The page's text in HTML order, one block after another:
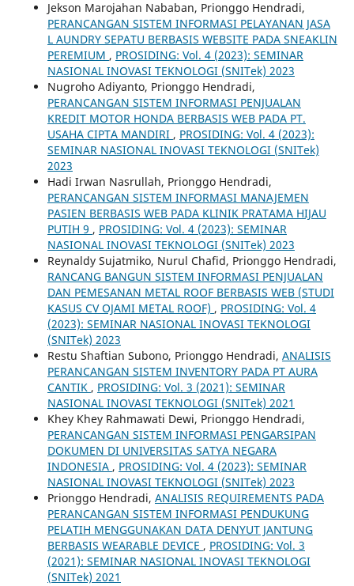
Jekson Marojahan Nababan, Prionggo Hendradi,
PERANCANGAN SISTEM INFORMASI PELAYANAN JASA
L AUNDRY SEPATU BERBASIS WEBSITE PADA SNEAKLIN
PEREMIUM , PROSIDING: Vol. 4 (2023): SEMINAR
NASIONAL INOVASI TEKNOLOGI (SNITek) 2023
Nugroho Adiyanto, Prionggo Hendradi,
PERANCANGAN SISTEM INFORMASI PENJUALAN
KREDIT MOTOR HONDA BERBASIS WEB PADA PT.
USAHA CIPTA MANDIRI , PROSIDING: Vol. 4 (2023):
SEMINAR NASIONAL INOVASI TEKNOLOGI (SNITek)
2023
Hadi Irwan Nasrullah, Prionggo Hendradi,
PERANCANGAN SISTEM INFORMASI MANAJEMEN
PASIEN BERBASIS WEB PADA KLINIK PRATAMA HIJAU
PUTIH 9 , PROSIDING: Vol. 4 (2023): SEMINAR
NASIONAL INOVASI TEKNOLOGI (SNITek) 2023
Reynaldy Sujatmiko, Nurul Chafid, Prionggo Hendradi,
RANCANG BANGUN SISTEM INFORMASI PENJUALAN
DAN PEMESANAN METAL ROOF BERBASIS WEB (STUDI
KASUS CV OJAMI METAL ROOF) , PROSIDING: Vol. 4
(2023): SEMINAR NASIONAL INOVASI TEKNOLOGI
(SNITek) 2023
Restu Shaftian Subono, Prionggo Hendradi, ANALISIS
PERANCANGAN SISTEM INVENTORY PADA PT AURA
CANTIK , PROSIDING: Vol. 3 (2021): SEMINAR
NASIONAL INOVASI TEKNOLOGI (SNITek) 2021
Khey Khey Rahmawati Dewi, Prionggo Hendradi,
PERANCANGAN SISTEM INFORMASI PENGARSIPAN
DOKUMEN DI UNIVERSITAS SATYA NEGARA
INDONESIA , PROSIDING: Vol. 4 (2023): SEMINAR
NASIONAL INOVASI TEKNOLOGI (SNITek) 2023
Prionggo Hendradi, ANALISIS REQUIREMENTS PADA
PERANCANGAN SISTEM INFORMASI PENDUKUNG
PELATIH MENGGUNAKAN DATA DENYUT JANTUNG
BERBASIS WEARABLE DEVICE , PROSIDING: Vol. 3
(2021): SEMINAR NASIONAL INOVASI TEKNOLOGI
(SNITek) 2021